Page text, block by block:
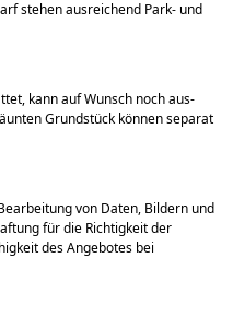
stehen ausreichend Park- und
kann auf Wunsch noch aus-
Grundstück können separat
von Daten, Bildern und
für die Richtigkeit der
des Angebotes bei